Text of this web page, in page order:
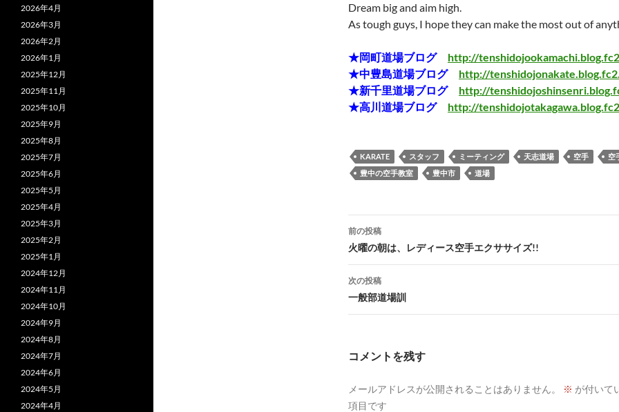
Dream big and aim high.
As tough guys, I hope they can make the most out of
★岡町道場ブログ
http://
★中豊島道場ブログ
http://
★新千里道場ブログ
http://
★高川道場ブログ
http://
KARATE スタッフ ミーティング 天志道場 空手
空
豊中の空手教室
豊中市 道場
投
稿
ナ
ビ
ゲ
ョ
前の投稿
火曜の朝は、レディース空手エクササイズ!!
次の投稿
一般部道場訓
コメントを残す
メールアドレスが公開されることはありません。 ※ が付いて
項目です
2026年4月
2026年3月
2026年2月
2026年1月
2025年12月
2025年11月
2025年10月
2025年9月
2025年8月
2025年7月
2025年6月
2025年5月
2025年4月
2025年3月
2025年2月
2025年1月
2024年12月
2024年11月
2024年10月
2024年9月
2024年8月
2024年7月
2024年6月
2024年5月
2024年4月